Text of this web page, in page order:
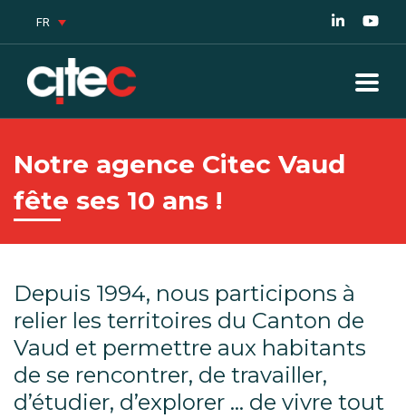
FR
Notre agence Citec Vaud
fête ses 10 ans !
Depuis 1994, nous participons à
relier les territoires du Canton de
Vaud et permettre aux habitants
de se rencontrer, de travailler,
d’étudier, d’explorer … de vivre tout